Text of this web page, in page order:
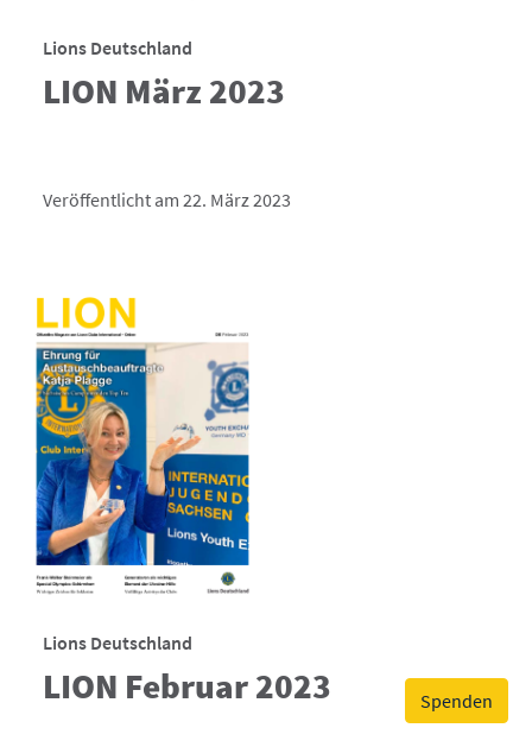
Spenden
Lions Deutschland
LION März 2023
Veröffentlicht am 22. März 2023
Lions Deutschland
LION Februar 2023